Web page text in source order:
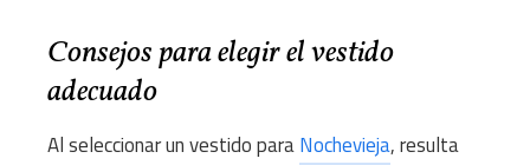
Consejos para elegir el vestido
adecuado
Al seleccionar un vestido paraNochevieja, resulta